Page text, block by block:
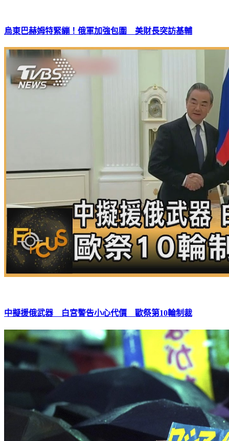
烏東巴赫姆特緊繃！俄軍加強包圍 美財長突訪基輔
中擬援俄武器 白宮警告小心代價 歐祭第10輪制裁